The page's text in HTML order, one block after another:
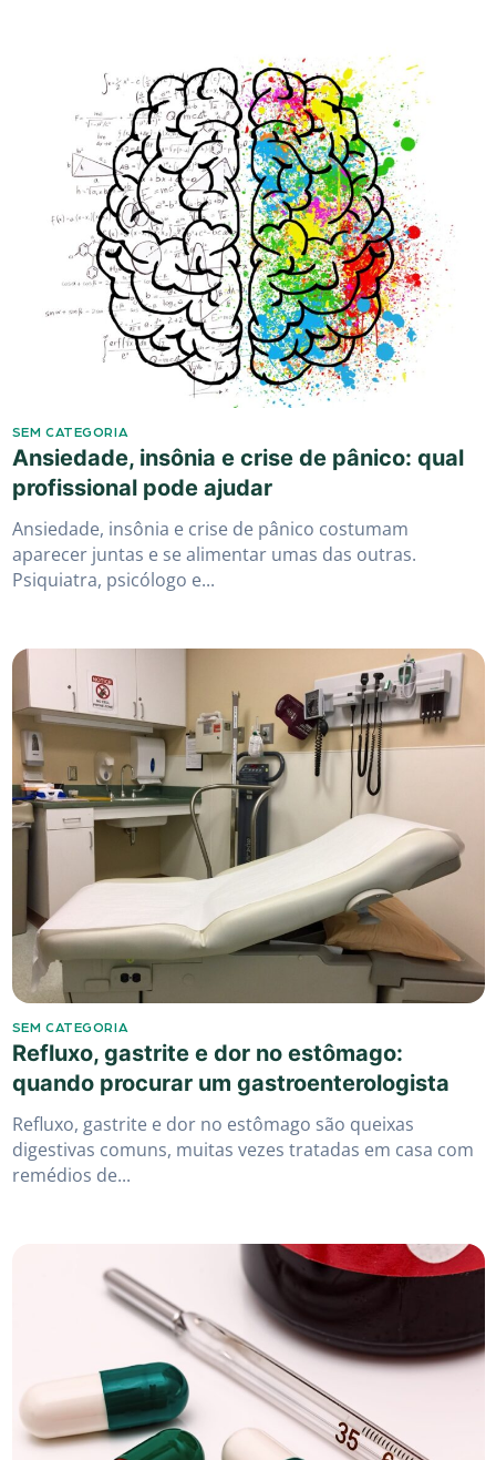
SEM CATEGORIA
Ansiedade, insônia e crise de pânico: qual
profissional pode ajudar
Ansiedade, insônia e crise de pânico costumam
aparecer juntas e se alimentar umas das outras.
Psiquiatra, psicólogo e...
SEM CATEGORIA
Refluxo, gastrite e dor no estômago:
quando procurar um gastroenterologista
Refluxo, gastrite e dor no estômago são queixas
digestivas comuns, muitas vezes tratadas em casa com
remédios de...